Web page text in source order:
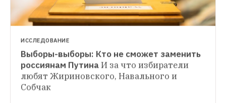
ИССЛЕДОВАНИЕ
Выборы-выборы: Кто не сможет заменить
россиянам Путина И за что избиратели
любят Жириновского, Навального и
Собчак